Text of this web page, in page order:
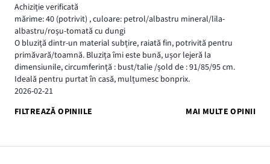
Achiziție verificată
mărime: 40 (potrivit) ,culoare: petrol/albastru mineral/lila-
albastru/roșu-tomată cu dungi
O bluziță dintr-un material subțire, raiată fin, potrivită pentru
primăvară/toamnă. Bluzița îmi este bună, ușor lejeră la
dimensiunile, circumferință : bust/talie /șold de : 91/85/95 cm.
Ideală pentru purtat în casă, mulțumesc bonprix.
2026-02-21
FILTREAZĂ OPINIILE
MAI MULTE OPINII